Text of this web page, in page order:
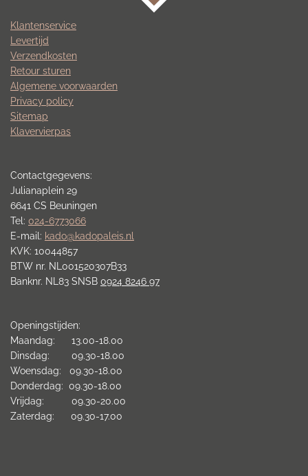
Klantenservice
Levertijd
Verzendkosten
Retour sturen
Algemene voorwaarden
Privacy policy
Sitemap
Klavervierpas
Contactgegevens:
Julianaplein 29
6641 CS Beuningen
Tel: 024-6773066
E-mail: kado@kadopaleis.nl
KVK: 10044857
BTW nr. NL001520307B33
Banknr. NL83 SNSB 0924 8246 97
Openingstijden:
Maandag: 13.00-18.00
Dinsdag: 09.30-18.00
Woensdag: 09.30-18.00
Donderdag: 09.30-18.00
Vrijdag: 09.30-20.00
Zaterdag: 09.30-17.00